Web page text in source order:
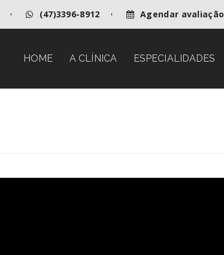
(47)3396-8912 Agendar avaliação
HOME A CLÍNICA ESPECIALIDADES